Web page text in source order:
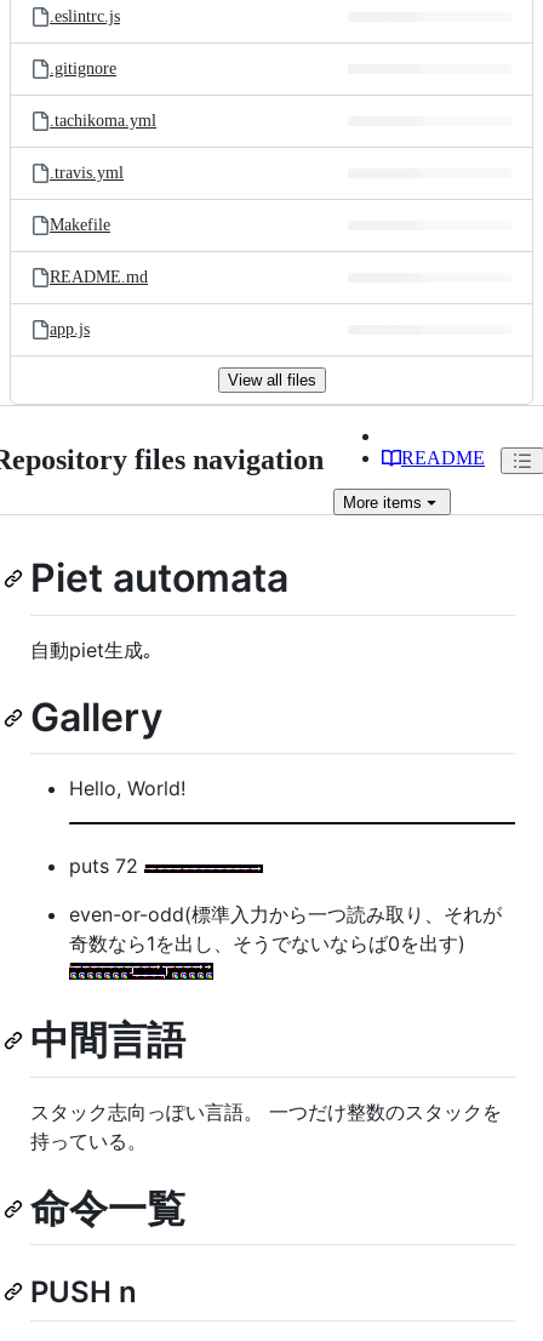
.eslintrc.js
.gitignore
.tachikoma.yml
.travis.yml
Makefile
README.md
app.js
View all files
files navigation README
More items
Piet automata
自動piet生成｡
Gallery
Hello, World!
puts 72
even-or-odd(標準入力から一つ読み取り、それが
奇数なら1を出し、そうでないならば0を出す)
中間言語
スタック志向っぽい言語。 一つだけ整数のスタックを
持っている。
命令一覧
PUSH n